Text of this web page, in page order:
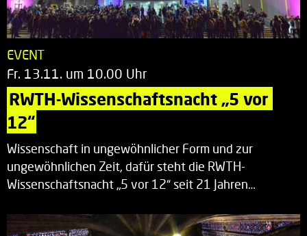
EVENT
Fr. 13.11. um 10.00 Uhr
RWTH-Wissenschaftsnacht „5 vor
12“
Wissenschaft in ungewöhnlicher Form und zur
ungewöhnlichen Zeit, dafür steht die RWTH-
Wissenschaftsnacht „5 vor 12“ seit 21 Jahren…